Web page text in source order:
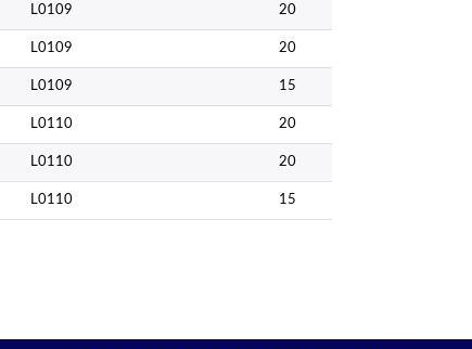
L0109 20
L0109 20
L0109 15
L0110 20
L0110 20
L0110 15